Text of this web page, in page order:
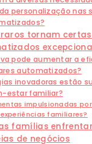
personalização nas
tornam
pode aumentar a
automatizados?
inovadoras estão
estar familiar?
impulsionadas
familiares?
famílias
de negócios